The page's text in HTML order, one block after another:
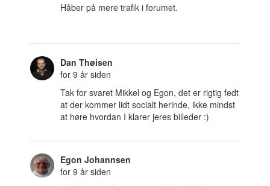
Håber på mere trafik i forumet.
Dan Thøisen
for 9 år siden
Tak for svaret Mikkel og Egon, det er rigtig fedt
at der kommer lidt socialt herinde, ikke mindst
at høre hvordan I klarer jeres billeder :)
Egon Johannsen
for 9 år siden